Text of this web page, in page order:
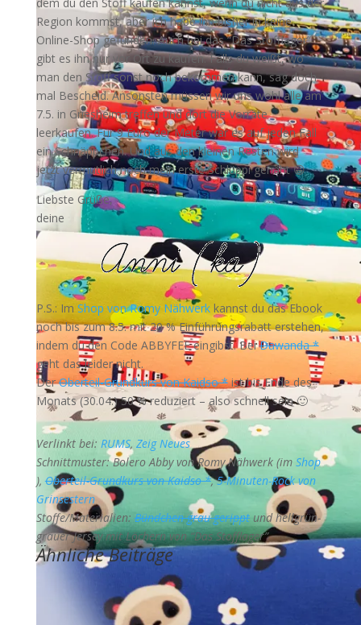
Region kommst, aber ich habe ihn bisher in keine
Online-Shop gefunden. Auch bei das “Das Stofflager”
gibt es ihn nur vor Ort zu kaufen. Falls du weißt, wo
man den Stoff sonst noch bekommen kann, sag doch
mal Bescheid. Ansonsten müssen wir uns wohl alle am
7.5. in Griesheim treffen und dort die Vorräte
leerkaufen. Für 9 Euro der Meter war es auf jeden Fall
ein Schnäppchen. Und aus den kleinen Resten wird
jetzt vermutlich noch mein erste Schlüppi genäht 😀
Liebste Grüße,
deine
P.S.: Im Shop von Romy Nähwerkkannst du das Ebook
noch bis zum 8.5. mit 20 % Einführungsrabatt erstehen,
indem du den Code ABBYFEE eingibst. BeiDawanda *
geht das leider nicht.
DerOberteil-Grundkurs von Kaidso *ist bis Ende des
Monats (30.04.) 50 % reduziert – also schnell sein 🙂
Verlinkt bei: RUMS, Zeig Neues
Schnittmuster: Bolero Abby von Romy Nähwerk (im Shop
),Oberteil-Grundkurs von Kaidso *,5-Minuten-Rock von
Grinsestern
Stoffe/Materialien: Bündchen grau geripptund hellgrün-
grauer Jersey mit Löchern von “Das Stofflager”
Ähnliche Beiträge